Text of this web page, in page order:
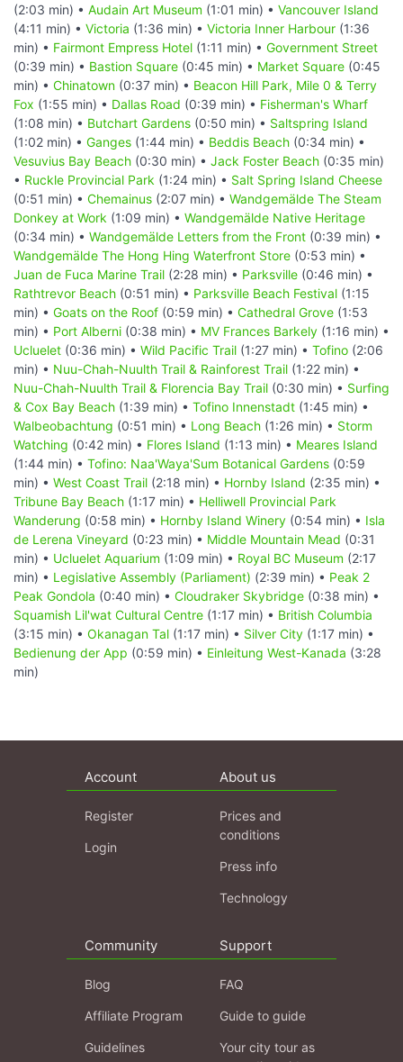
(2:03 min) • Audain Art Museum (1:01 min) • Vancouver Island
(4:11 min) • Victoria (1:36 min) • Victoria Inner Harbour (1:36
min) • Fairmont Empress Hotel (1:11 min) • Government Street
(0:39 min) • Bastion Square (0:45 min) • Market Square (0:45
min) • Chinatown (0:37 min) • Beacon Hill Park, Mile 0 & Terry
Fox (1:55 min) • Dallas Road (0:39 min) • Fisherman's Wharf
(1:08 min) • Butchart Gardens (0:50 min) • Saltspring Island
(1:02 min) • Ganges (1:44 min) • Beddis Beach (0:34 min) •
Vesuvius Bay Beach (0:30 min) • Jack Foster Beach (0:35 min)
• Ruckle Provincial Park (1:24 min) • Salt Spring Island Cheese
(0:51 min) • Chemainus (2:07 min) • Wandgemälde The Steam
Donkey at Work (1:09 min) • Wandgemälde Native Heritage
(0:34 min) • Wandgemälde Letters from the Front (0:39 min) •
Wandgemälde The Hong Hing Waterfront Store (0:53 min) •
Juan de Fuca Marine Trail (2:28 min) • Parksville (0:46 min) •
Rathtrevor Beach (0:51 min) • Parksville Beach Festival (1:15
min) • Goats on the Roof (0:59 min) • Cathedral Grove (1:53
min) • Port Alberni (0:38 min) • MV Frances Barkely (1:16 min) •
Ucluelet (0:36 min) • Wild Pacific Trail (1:27 min) • Tofino (2:06
min) • Nuu-Chah-Nuulth Trail & Rainforest Trail (1:22 min) •
Nuu-Chah-Nuulth Trail & Florencia Bay Trail (0:30 min) • Surfing
& Cox Bay Beach (1:39 min) • Tofino Innenstadt (1:45 min) •
Walbeobachtung (0:51 min) • Long Beach (1:26 min) • Storm
Watching (0:42 min) • Flores Island (1:13 min) • Meares Island
(1:44 min) • Tofino: Naa'Waya'Sum Botanical Gardens (0:59
min) • West Coast Trail (2:18 min) • Hornby Island (2:35 min) •
Tribune Bay Beach (1:17 min) • Helliwell Provincial Park
Wanderung (0:58 min) • Hornby Island Winery (0:54 min) • Isla
de Lerena Vineyard (0:23 min) • Middle Mountain Mead (0:31
min) • Ucluelet Aquarium (1:09 min) • Royal BC Museum (2:17
min) • Legislative Assembly (Parliament) (2:39 min) • Peak 2
Peak Gondola (0:40 min) • Cloudraker Skybridge (0:38 min) •
Squamish Lil'wat Cultural Centre (1:17 min) • British Columbia
(3:15 min) • Okanagan Tal (1:17 min) • Silver City (1:17 min) •
Bedienung der App (0:59 min) • Einleitung West-Kanada (3:28
min)
Account
Register
Login
About us
Prices and
conditions
Press info
Technology
Community
Blog
Affiliate Program
Guidelines
Support
FAQ
Guide to guide
Your city tour as